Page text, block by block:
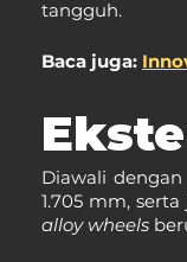
tangguh.
Baca juga:
Diawali
1.705 mm,
alloy wheels